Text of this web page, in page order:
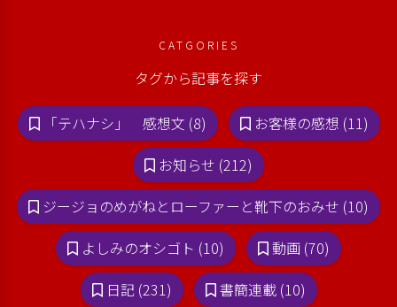
CATGORIES
タグから記事を探す
「テハナシ」 感想文 (8)
お客様の感想 (11)
お知らせ (212)
ジージョのめがねとローファーと靴下のおみせ (10)
よしみのオシゴト (10)
動画 (70)
日記 (231)
書簡連載 (10)